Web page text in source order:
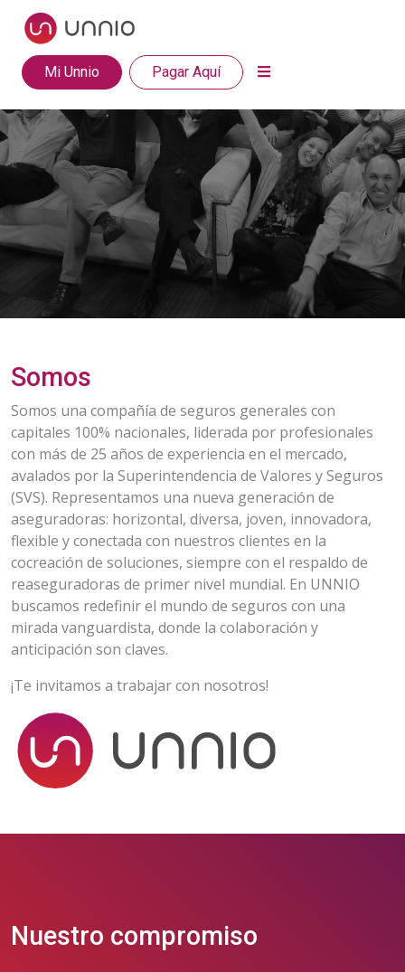
Mi Unnio Pagar Aquí
Somos
Somos una compañía de seguros generales con
capitales 100% nacionales, liderada por profesionales
con más de 25 años de experiencia en el mercado,
avalados por la Superintendencia de Valores y Seguros
(SVS). Representamos una nueva generación de
aseguradoras: horizontal, diversa, joven, innovadora,
flexible y conectada con nuestros clientes en la
cocreación de soluciones, siempre con el respaldo de
reaseguradoras de primer nivel mundial. En UNNIO
buscamos redefinir el mundo de seguros con una
mirada vanguardista, donde la colaboración y
anticipación son claves.
¡Te invitamos a trabajar con nosotros!
Nuestro compromiso